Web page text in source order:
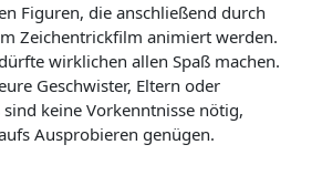
Figuren, die anschließend durch
Zeichentrickfilm animiert werden.
wirklichen allen Spaß machen.
Geschwister, Eltern oder
keine Vorkenntnisse nötig,
Ausprobieren genügen.